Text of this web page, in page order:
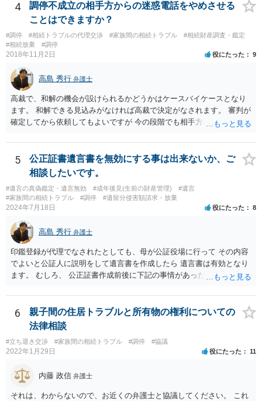
分けるかを決めるについてあかささんが重要だと考える事情があれば
(例えば、○○のときにお姉さんは亡くなった方からお金を援助してもら
産分割に関係ない(と思われる)いきさつを沢山盛り込むことだと考えま
す(あくまで遺産分割に関係することに留める方が、裁判所や調停委員
4
調停不成立の相手方からの迷惑電話をやめさせる
ことはできますか？
#調停 #相続トラブルの代理交渉 #家族間の相続トラブル
#相続財産調査・鑑定
#相続放棄
#調停
2018年11月2日 役にたった 9
高島 秀行 弁護士
高裁で、和解の機会が設けられるかどうかはケースバイケースとなり
ます。 和解できる見込みがなければ高裁で決定がなされます。 審判が
確定してから依頼してもよいですが 今の段階でも相手方の連絡が迷惑
5
公正証書遺言書を無効にする事は出来ないか、ご
相談したいです。
#遺言の真偽鑑定・遺言無効 #成年後見(生前の財産管理)
#遺言
#家族間の相続トラブル
#調停 #遺留分侵害額請求・放棄
2024年7月18日 役にたった 8
高島 秀行 弁護士
印鑑登録が代理でなされたとしても、母が公証役場に行って その内容
でよいと公証人に説明をして遺言書を作成したら 遺言書は有効となり
ます。 むしろ、 公正証書作成前後に下記の事情があったことが証明で
月に携帯が新しくなった母からの第一声は「ここにいたら殺される」
「面会に来てくれ」で、長男に聞くと「面会は出来ない。俺は携帯電
話の使い方を教える為に会っている」「母の話は聞かなくて良い」と
電話が切れました。その後の電話でも「食事に毒が入っている」「体
にチップが埋められている」等、おかしかったです。 当時の診療記
録、介護認定の資料、介護記録を取得して 弁護士に面談で相談された
方がよいと思います。
6
親子間の住居トラブルと所有物の権利についての
法律相談
#立ち退き交渉 #家族間の相続トラブル #調停 #協議
2022年1月29日 役にたった 11
内藤 政信 弁護士
それは、わからないので、お近くの弁護士と協議してください。 これ